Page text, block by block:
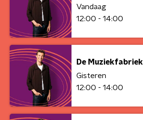
Vandaag
12:00 - 14:00
De Muziekfabriek
Gisteren
12:00 - 14:00